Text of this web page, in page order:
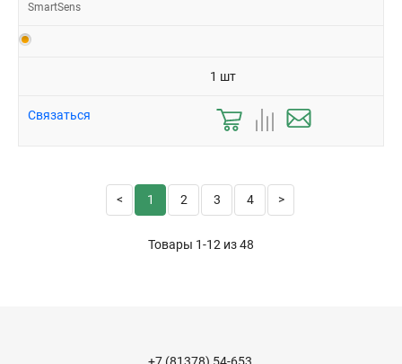
SmartSens
1 шт
Связаться
1 2 3 4
Товары 1-12 из48